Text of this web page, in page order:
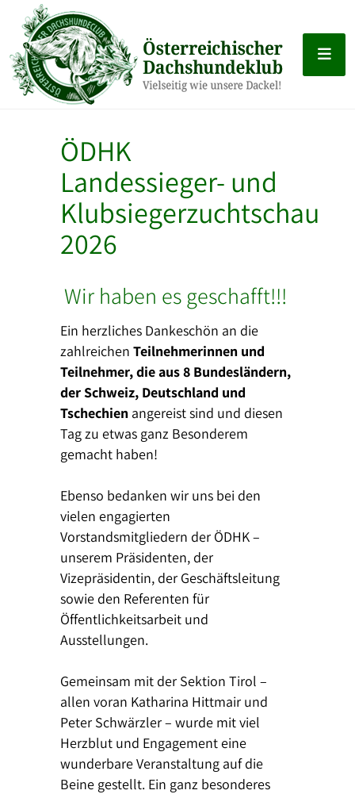
ÖDHK
Landessieger- und
Klubsiegerzuchtschau
2026
Wir haben es geschafft!!!
Ein herzliches Dankeschön an die
zahlreichenTeilnehmerinnen und
Teilnehmer, die aus 8 Bundesländern,
der Schweiz, Deutschland und
Tschechien angereist sind und diesen
Tag zu etwas ganz Besonderem
gemacht haben!
Ebenso bedanken wir uns bei den
vielen engagierten
Vorstandsmitgliedern der ÖDHK –
unserem Präsidenten, der
Vizepräsidentin, der Geschäftsleitung
sowie den Referenten für
Öffentlichkeitsarbeit und
Ausstellungen.
Gemeinsam mit der Sektion Tirol –
allen voran Katharina Hittmair und
Peter Schwärzler – wurde mit viel
Herzblut und Engagement eine
wunderbare Veranstaltung auf die
Beine gestellt. Ein ganz besonderes